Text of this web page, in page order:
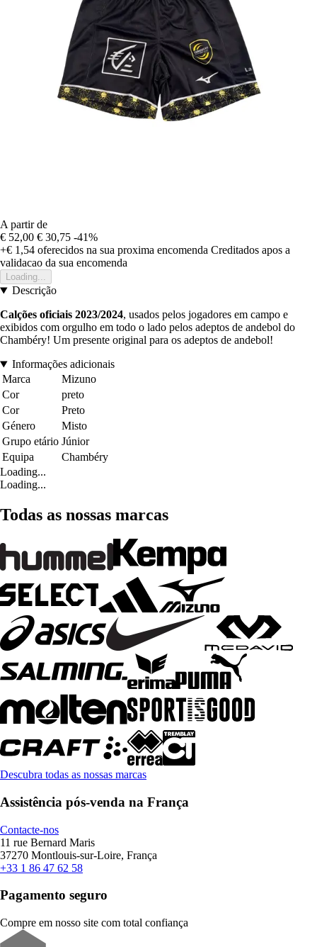
A partir de
€ 52,00 € 30,75 -41%
+€ 1,54 oferecidos na sua proxima encomenda Creditados apos a
validacao da sua encomenda
Loading...
Descrição
Calções oficiais 2023/2024, usados pelos jogadores em campo e
exibidos com orgulho em todo o lado pelos adeptos de andebol do
Chambéry! Um presente original para os adeptos de andebol!
Informações adicionais
Marca
Mizuno
Cor
preto
Cor
Preto
Género
Misto
Grupo etário Júnior
Equipa
Chambéry
Loading...
Loading...
Todas as nossas marcas
Descubra todas as nossas marcas
Assistência pós-venda na França
Contacte-nos
11 rue Bernard Maris
37270 Montlouis-sur-Loire, França
+33 1 86 47 62 58
Pagamento seguro
Compre em nosso site com total confiança